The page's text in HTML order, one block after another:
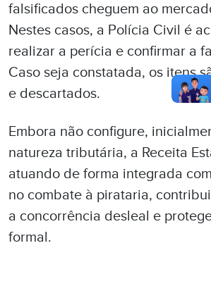
falsificados cheguem ao
Nestes casos, a Polícia Civil é
realizar a perícia e confirmar a
Caso seja constatada, os itens
e descartados.
Embora não configure,
natureza tributária, a Receita
atuando de forma integrada
no combate à pirataria,
a concorrência desleal e
formal.